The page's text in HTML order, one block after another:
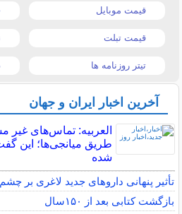
قیمت موبایل
قیمت تبلت
تیتر روزنامه ها
آخرین اخبار ایران و جهان
العربیه: تماس‌های غیر
طریق میانجی‌ها؛ این
شده
تأثیر پنهانی داروهای جدید لاغری بر
بازگشت کتابی بعد از ۱۵۰سال